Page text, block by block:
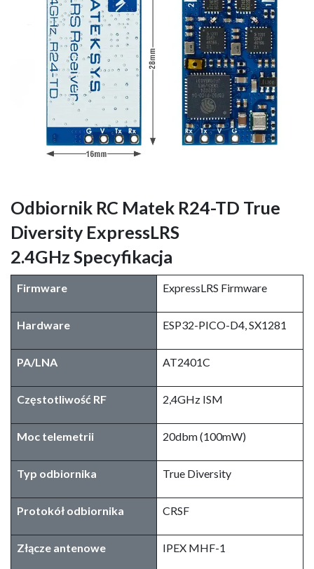
Odbiornik RC Matek R24-TD True
Diversity ExpressLRS
2.4GHz Specyfikacja
Firmware ExpressLRS Firmware
Hardware ESP32-PICO-D4, SX1281
PA/LNA AT2401C
Częstotliwość RF 2,4GHz ISM
Moc telemetrii 20dbm (100mW)
Typ odbiornika True Diversity
Protokół odbiornika CRSF
Złącze antenowe IPEX MHF-1